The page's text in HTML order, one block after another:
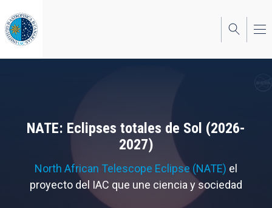
al
contenido
principal
NATE: Eclipses totales de Sol (2026-
2027)
North African Telescope Eclipse (NATE) el
proyecto del IAC que une ciencia y sociedad